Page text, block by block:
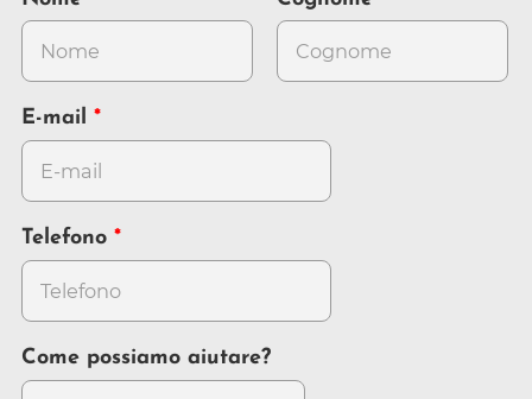
E-mail
Telefono
Come possiamo aiutare?